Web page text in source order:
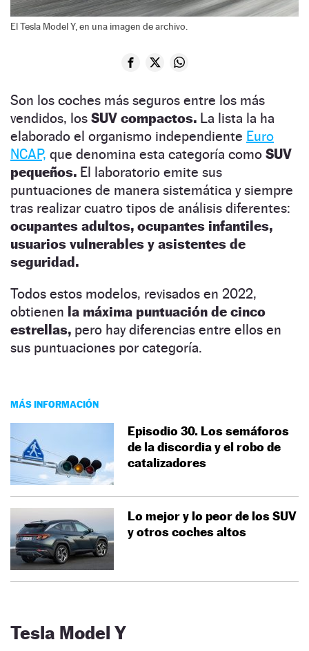
El Tesla Model Y, en una imagen de archivo.
Son los coches más seguros entre los más
vendidos, los SUV compactos. La lista la ha
elaborado el organismo independiente Euro
NCAP, que denomina esta categoría como SUV
pequeños. El laboratorio emite sus
puntuaciones de manera sistemática y siempre
tras realizar cuatro tipos de análisis diferentes:
ocupantes adultos, ocupantes infantiles,
usuarios vulnerables y asistentes de
seguridad.
Todos estos modelos, revisados en 2022,
obtienen la máxima puntuación de cinco
estrellas, pero hay diferencias entre ellos en
sus puntuaciones por categoría.
MÁS INFORMACIÓN
Episodio 30. Los semáforos
de la discordia y el robo de
catalizadores
Lo mejor y lo peor de los SUV
y otros coches altos
Tesla Model Y